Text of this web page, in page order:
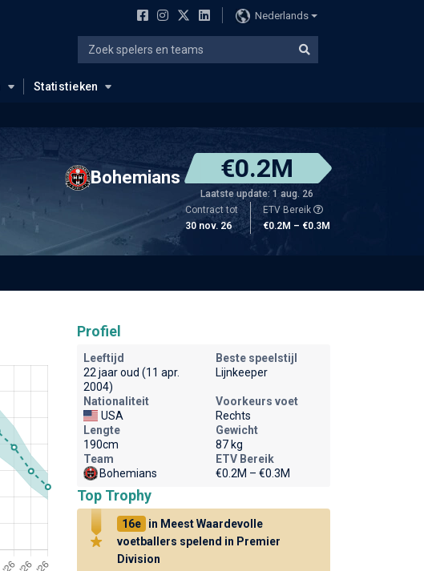
Nederlands
Statistieken
Bohemians €0.2M
Laatste update: 1 aug. 26
Contract tot
30 nov. 26
ETV Bereik
€0.2M – €0.3M
Profiel
Leeftijd
22 jaar oud (11 apr.
2004)
Beste speelstijl
Lijnkeeper
Nationaliteit
USA
Voorkeurs voet
Rechts
Lengte
190cm
Gewicht
87 kg
Team
Bohemians
ETV Bereik
€0.2M – €0.3M
Top Trophy
16e
in Meest Waardevolle
voetballers spelend in Premier
Division